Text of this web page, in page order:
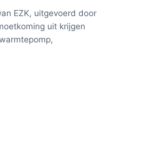
EZK, uitgevoerd door
uit krijgen